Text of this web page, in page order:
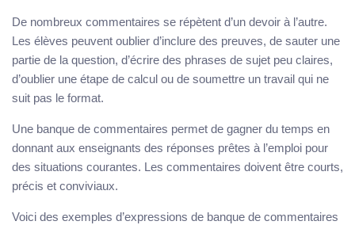
De nombreux commentaires se répètent d’un devoir à l’autre.
Les élèves peuvent oublier d’inclure des preuves, de sauter une
partie de la question, d’écrire des phrases de sujet peu claires,
d’oublier une étape de calcul ou de soumettre un travail qui ne
suit pas le format.
Une banque de commentaires permet de gagner du temps en
donnant aux enseignants des réponses prêtes à l’emploi pour
des situations courantes. Les commentaires doivent être courts,
précis et conviviaux.
Voici des exemples d’expressions de banque de commentaires